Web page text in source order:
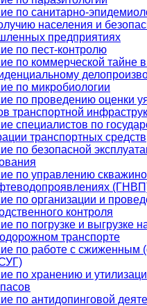
по санитарно-
населения и
предприятиях
по пест-контролю
по коммерческой тайне
по микробиологии
по проведению оценки
транспортной
специалистов по
транспортных средств
по безопасной
по управлению
по организации и
контроля
по погрузке и выгрузке
транспорте
по работе с сжиженным
по хранению и
по антидопинговой